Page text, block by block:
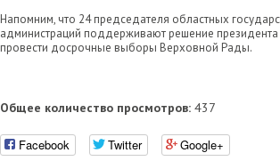
Напомним, что 24 председателя областных
администраций поддерживают решение
провести досрочные выборы Верховной Рады.
Общее количество просмотров: 437
Facebook Twitter Google+